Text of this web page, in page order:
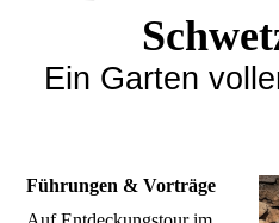
Ein Garten
Führungen & Vorträge